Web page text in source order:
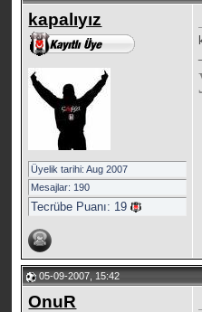
kapalıyız
Üyelik tarihi: Aug 2007
Mesajlar: 190
Tecrübe Puanı: 19
05-09-2007, 15:42
OnuR